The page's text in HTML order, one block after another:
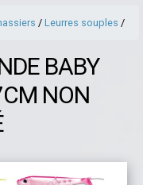
/ Leurres souples /
BABY
NON